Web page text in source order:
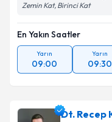
Zemin Kat, Birinci Kat
En Yakın Saatler
Yarın
09:00
Yarın
09:30
Dt. Recep